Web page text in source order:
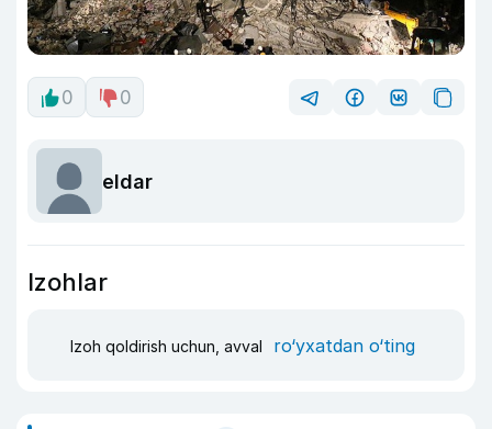
0 0
eldar
Izohlar
Izoh qoldirish uchun, avval ro‘yxatdan o‘ting